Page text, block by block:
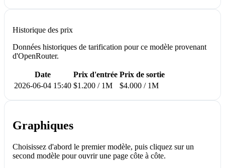
Historique des prix
Données historiques de tarification pour ce modèle provenant
d'OpenRouter.
Date Prix d'entrée Prix de sortie
2026-06-04 15:40 $1.200 / 1M $4.000 / 1M
Graphiques
Choisissez d'abord le premier modèle, puis cliquez sur un
second modèle pour ouvrir une page côte à côte.